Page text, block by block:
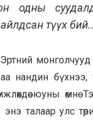
одны
түүх бий..
монголчууд
нандин бүхнээ,
юуны өмнө
талаар улс